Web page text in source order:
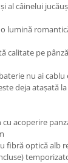
al câinelui
lumină
calitate pe
nu ai
deja atașată
acoperire
fibră optică alb